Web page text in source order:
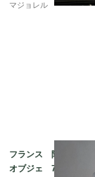
マジョレル
フランス 陶製 鳩の
オブジェ 7272